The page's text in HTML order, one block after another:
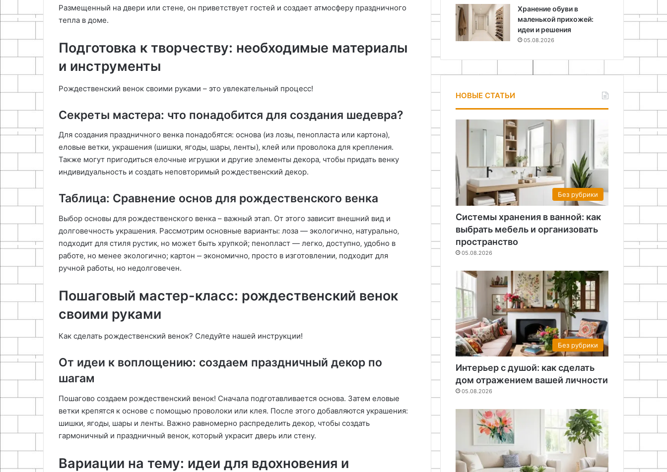
Размещенный на двери или стене‚ он приветствует гостей и создает атмосферу праздничного
тепла в доме.
Подготовка к творчеству: необходимые материалы
и инструменты
Рождественский венок своими руками – это увлекательный процесс!
Секреты мастера: что понадобится для создания шедевра?
Для создания праздничного венка понадобятся: основа (из лозы‚ пенопласта или картона)‚
еловые ветки‚ украшения (шишки‚ ягоды‚ шары‚ ленты)‚ клей или проволока для крепления.
Также могут пригодиться елочные игрушки и другие элементы декора‚ чтобы придать венку
индивидуальность и создать неповторимый рождественский декор.
Таблица: Сравнение основ для рождественского венка
Выбор основы для рождественского венка – важный этап. От этого зависит внешний вид и
долговечность украшения. Рассмотрим основные варианты: лоза ― экологично‚ натурально‚
подходит для стиля рустик‚ но может быть хрупкой; пенопласт ― легко‚ доступно‚ удобно в
работе‚ но менее экологично; картон ⎼ экономично‚ просто в изготовлении‚ подходит для
ручной работы‚ но недолговечен.
Пошаговый мастер-класс: рождественский венок
своими руками
Как сделать рождественский венок? Следуйте нашей инструкции!
От идеи к воплощению: создаем праздничный декор по
шагам
Пошагово создаем рождественский венок! Сначала подготавливается основа. Затем еловые
ветки крепятся к основе с помощью проволоки или клея. После этого добавляются украшения:
шишки‚ ягоды‚ шары и ленты. Важно равномерно распределить декор‚ чтобы создать
гармоничный и праздничный венок‚ который украсит дверь или стену.
Вариации на тему: идеи для вдохновения и
Хранение обуви в
маленькой прихожей:
идеи и решения
05.08.2026
НОВЫЕ СТАТЬИ
Без рубрики
Системы хранения в ванной: как
выбрать мебель и организовать
пространство
05.08.2026
Без рубрики
Интерьер с душой: как сделать
дом отражением вашей личности
05.08.2026